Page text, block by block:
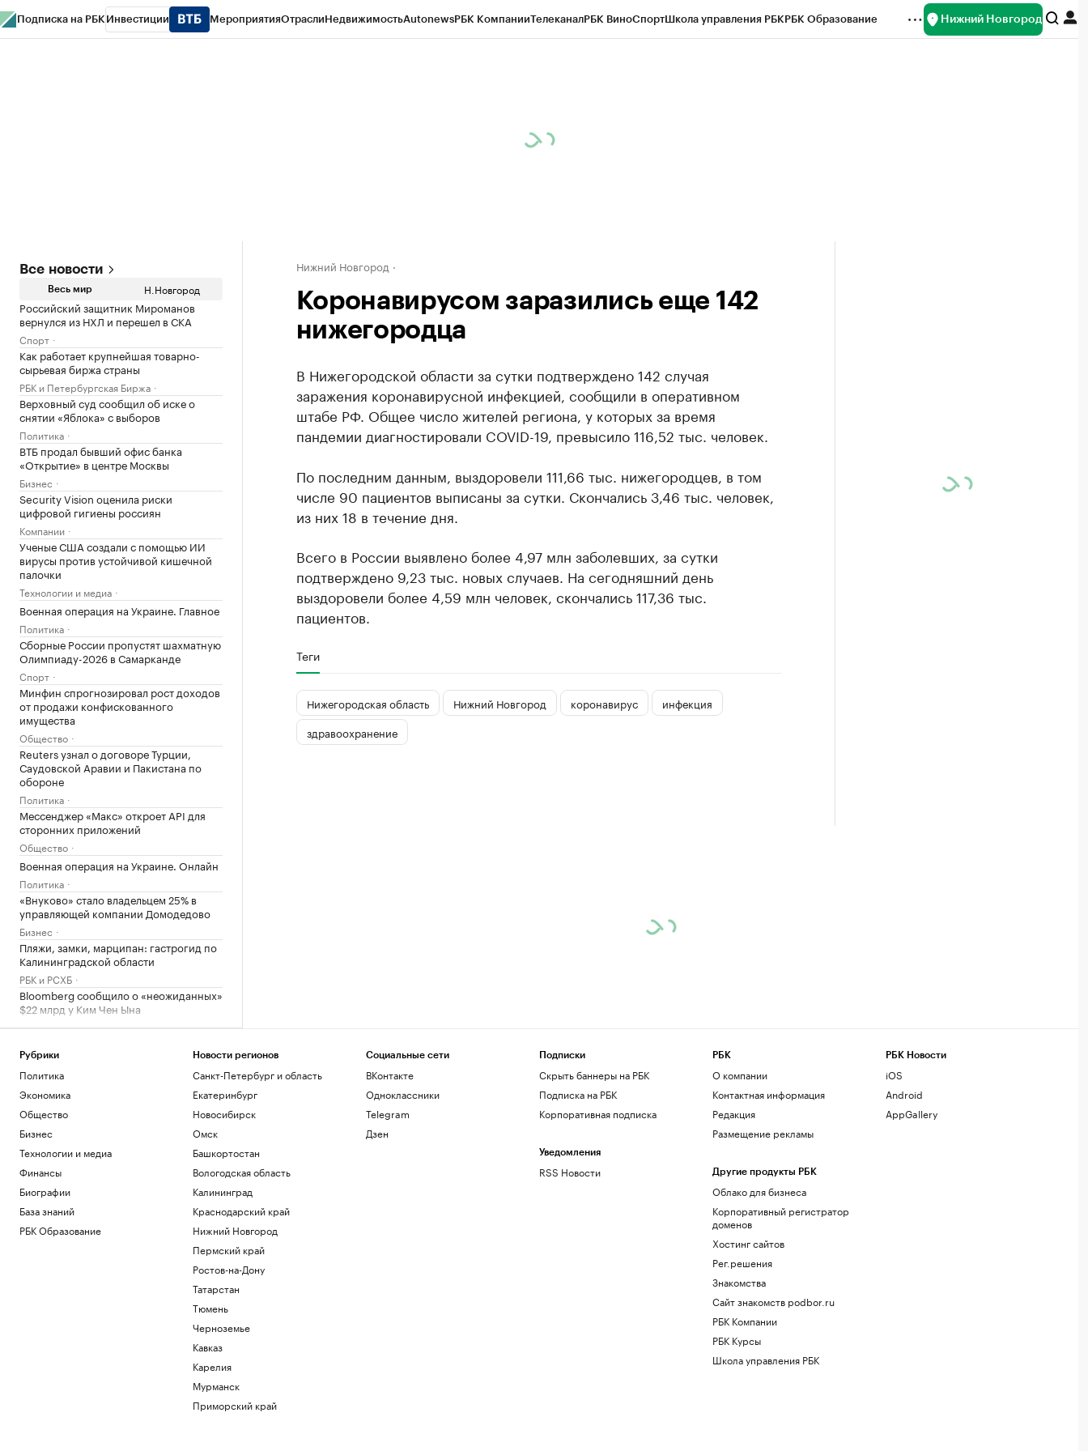
Подписка на РБК Инвестиции МероприятияОтраслиНедвижимостьAutonewsРБК КомпанииТелеканалРБК ВиноСпортШкола управления РБКРБК Образование Нижний Новгород
Все новости
Весь мир Н.Новгород
Российский защитник Мироманов
вернулся из НХЛ и перешел в СКА
Спорт
Как работает крупнейшая товарно-
сырьевая биржа страны
РБК и Петербургская Биржа
Верховный суд сообщил об иске о
снятии «Яблока» с выборов
Политика
ВТБ продал бывший офис банка
«Открытие» в центре Москвы
Бизнес
Security Vision оценила риски
цифровой гигиены россиян
Компании
Ученые США создали с помощью ИИ
вирусы против устойчивой кишечной
палочки
Технологии и медиа
Военная операция на Украине. Главное
Политика
Сборные России пропустят шахматную
Олимпиаду-2026 в Самарканде
Спорт
Минфин спрогнозировал рост доходов
от продажи конфискованного
имущества
Общество
Reuters узнал о договоре Турции,
Саудовской Аравии и Пакистана по
обороне
Политика
Мессенджер «Макс» откроет API для
сторонних приложений
Общество
Военная операция на Украине. Онлайн
Политика
«Внуково» стало владельцем 25% в
управляющей компании Домодедово
Бизнес
Пляжи, замки, марципан: гастрогид по
Калининградской области
РБК и РСХБ
Bloomberg сообщило о «неожиданных»
$22 млрд у Ким Чен Ына
Политика
возмещения, что такое АСВ
Инвестиции
Пришли в движение биткоины из 2011
года. Их владелец в плюсе на $10 млн
Крипто
CMO: чем занимается директор по
маркетингу
Образование
WSJ узнала о смене позиции разведки
США о «нападении» России на НАТО
Политика
Телеканалы объявили цены на
агитацию. Как партии будут строить
Нижний Новгород
Коронавирусом заразились еще 142
нижегородца
В Нижегородской области за сутки подтверждено 142 случая
заражения коронавирусной инфекцией, сообщили в оперативном
штабе РФ. Общее число жителей региона, у которых за время
пандемии диагностировали COVID-19, превысило 116,52 тыс. человек.
По последним данным, выздоровели 111,66 тыс. нижегородцев, в том
числе 90 пациентов выписаны за сутки. Скончались 3,46 тыс. человек,
из них 18 в течение дня.
Всего в России выявлено более 4,97 млн заболевших, за сутки
подтверждено 9,23 тыс. новых случаев. На сегодняшний день
выздоровели более 4,59 млн человек, скончались 117,36 тыс.
пациентов.
Теги
Нижегородская область Нижний Новгород коронавирус
инфекция
здравоохранение
Рубрики
Политика
Экономика
Общество
Бизнес
Технологии и медиа
Финансы
Биографии
База знаний
РБК Образование
Новости регионов
Санкт-Петербург и область
Екатеринбург
Новосибирск
Омск
Башкортостан
Вологодская область
Калининград
Краснодарский край
Нижний Новгород
Пермский край
Ростов-на-Дону
Татарстан
Тюмень
Черноземье
Кавказ
Карелия
Мурманск
Приморский край
Социальные сети
ВКонтакте
Одноклассники
Telegram
Дзен
Подписки
Скрыть баннеры на РБК
Подписка на РБК
Корпоративная подписка
Уведомления
RSS Новости
РБК
О компании
Контактная информация
Редакция
Размещение рекламы
Другие продукты РБК
Облако для бизнеса
Корпоративный регистратор
доменов
Хостинг сайтов
Рег.решения
Знакомства
Сайт знакомств podbor.ru
РБК Компании
РБК Курсы
Школа управления РБК
РБК Новости
iOS
Android
AppGallery